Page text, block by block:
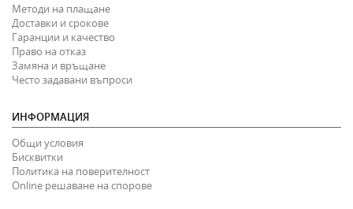
Методи на плащане
Доставки и срокове
Гаранции и качество
Право на отказ
Замяна и връщане
Често задавани въпроси
ИНФОРМАЦИЯ
Общи условия
Бисквитки
Политика на поверителност
Online решаване на спорове